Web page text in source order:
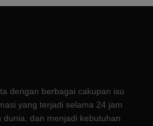
dengan berbagai cakupan isu
yang terjadi selama 24 jam
dan menjadi kebutuhan